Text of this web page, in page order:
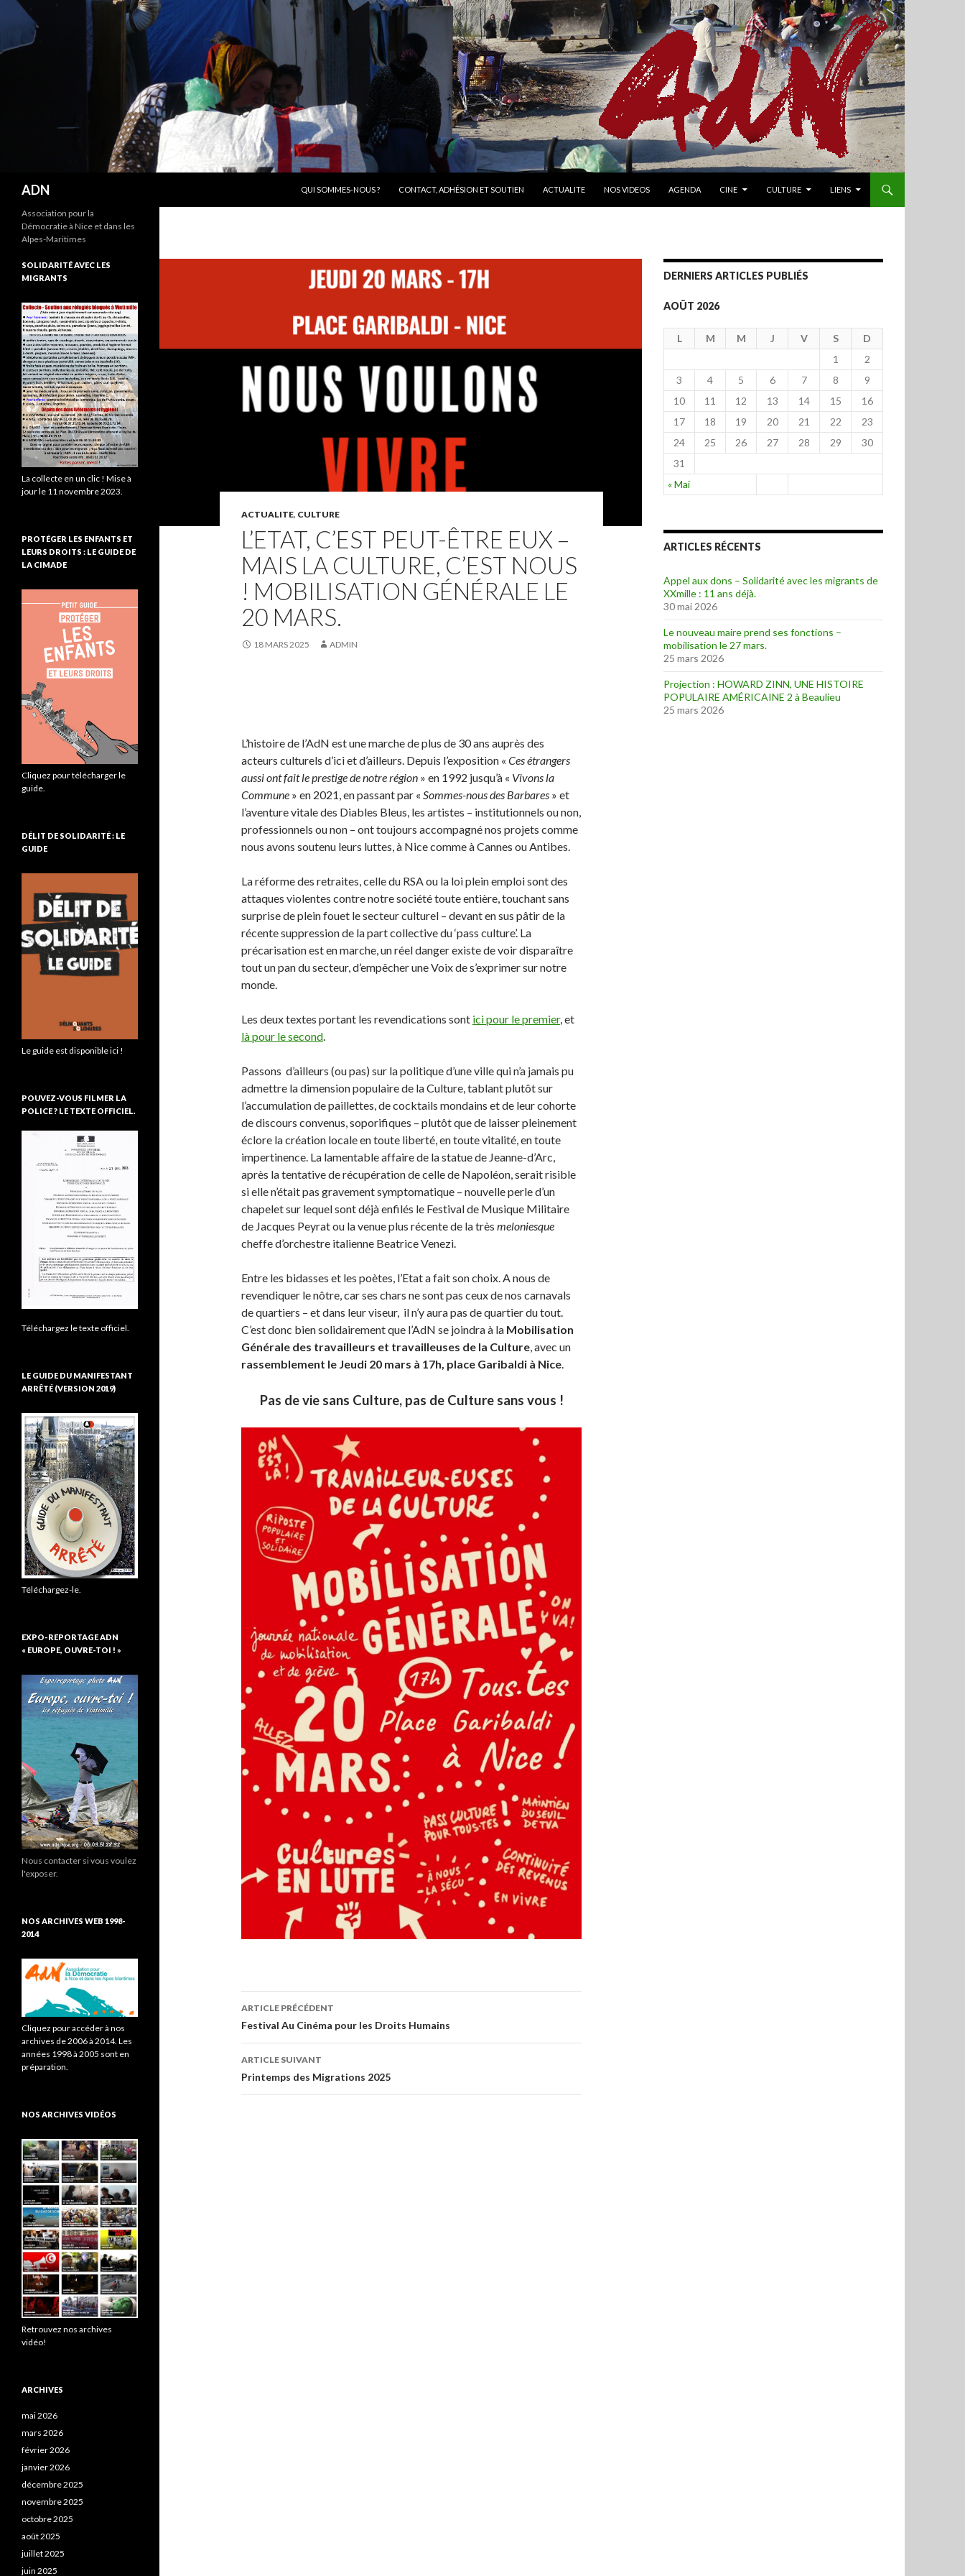
ADN
QUI SOMMES-NOUS ?
CONTACT, ADHÉSION ET SOUTIEN ACTUALITE NOS VIDEOS AGENDA CINE CULTURE LIENS
ACTUALITE, CULTURE
L’ETAT, C’EST PEUT-ÊTRE EUX –
MAIS LA CULTURE, C’EST NOUS
! MOBILISATION GÉNÉRALE LE
20 MARS.
18 MARS 2025 ADMIN
L’histoire de l’AdN est une marche de plus de 30 ans auprès des
acteurs culturels d’ici et d’ailleurs. Depuis l’exposition « Ces étrangers
aussi ont fait le prestige de notre région » en 1992 jusqu’à « Vivons la
Commune » en 2021, en passant par « Sommes-nous des Barbares » et
l’aventure vitale des Diables Bleus, les artistes – institutionnels ou non,
professionnels ou non – ont toujours accompagné nos projets comme
nous avons soutenu leurs luttes, à Nice comme à Cannes ou Antibes.
La réforme des retraites, celle du RSA ou la loi plein emploi sont des
attaques violentes contre notre société toute entière, touchant sans
surprise de plein fouet le secteur culturel – devant en sus pâtir de la
récente suppression de la part collective du ‘pass culture’. La
précarisation est en marche, un réel danger existe de voir disparaître
tout un pan du secteur, d’empêcher une Voix de s’exprimer sur notre
monde.
Les deux textes portant les revendications sont ici pour le premier, et
là pour le second.
Passons d’ailleurs (ou pas) sur la politique d’une ville qui n’a jamais pu
admettre la dimension populaire de la Culture, tablant plutôt sur
l’accumulation de paillettes, de cocktails mondains et de leur cohorte
de discours convenus, soporifiques – plutôt que de laisser pleinement
éclore la création locale en toute liberté, en toute vitalité, en toute
impertinence. La lamentable affaire de la statue de Jeanne-d’Arc,
après la tentative de récupération de celle de Napoléon, serait risible
si elle n’était pas gravement symptomatique – nouvelle perle d’un
chapelet sur lequel sont déjà enfilés le Festival de Musique Militaire
de Jacques Peyrat ou la venue plus récente de la très meloniesque
cheffe d’orchestre italienne Beatrice Venezi.
Entre les bidasses et les poètes, l’Etat a fait son choix. A nous de
revendiquer le nôtre, car ses chars ne sont pas ceux de nos carnavals
de quartiers – et dans leur viseur, il n’y aura pas de quartier du tout.
C’est donc bien solidairement que l’AdN se joindra à la Mobilisation
Générale des travailleurs et travailleuses de la Culture, avec un
rassemblement le Jeudi 20 mars à 17h, place Garibaldi à Nice.
Pas de vie sans Culture, pas de Culture sans vous !
Navigation
des
articles
ARTICLE PRÉCÉDENT
Festival Au Cinéma pour les Droits Humains
ARTICLE SUIVANT
Printemps des Migrations 2025
DERNIERS ARTICLES PUBLIÉS
AOÛT 2026
L M M J V S D
« Mai
1
2
3
4 5 6 7 8
9
10
11 12 13 14 15
16
17
18 19 20 21 22
23
24
25 26 27 28 29
30
31
ARTICLES RÉCENTS
Appel aux dons – Solidarité avec les migrants de
XXmille : 11 ans déjà.
30 mai 2026
Le nouveau maire prend ses fonctions –
mobilisation le 27 mars.
25 mars 2026
Projection : HOWARD ZINN, UNE HISTOIRE
POPULAIRE AMÉRICAINE 2 à Beaulieu
25 mars 2026
Association pour la
Démocratie à Nice et dans les
Alpes-Maritimes
SOLIDARITÉ AVEC LES
MIGRANTS
La collecte en un clic ! Mise à
jour le 11 novembre 2023.
PROTÉGER LES ENFANTS ET
LEURS DROITS : LE GUIDE DE
LA CIMADE
Cliquez pour télécharger le
guide.
DÉLIT DE SOLIDARITÉ : LE
GUIDE
Le guide est disponible ici !
POUVEZ-VOUS FILMER LA
POLICE ? LE TEXTE OFFICIEL.
Téléchargez le texte officiel.
LE GUIDE DU MANIFESTANT
ARRÊTÉ (VERSION 2019)
Téléchargez-le.
EXPO-REPORTAGE ADN
« EUROPE, OUVRE-TOI ! »
Nous contacter si vous voulez
l'exposer.
NOS ARCHIVES WEB 1998-
2014
Cliquez pour accéder à nos
archives de 2006 à 2014. Les
années 1998 à 2005 sont en
préparation.
NOS ARCHIVES VIDÉOS
Retrouvez nos archives
vidéo!
ARCHIVES
mai 2026
mars 2026
février 2026
janvier 2026
décembre 2025
novembre 2025
octobre 2025
août 2025
juillet 2025
juin 2025